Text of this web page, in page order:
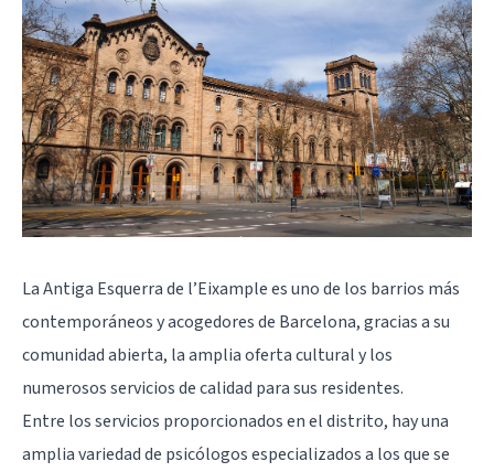
La Antiga Esquerra de l’Eixample es uno de los barrios más
contemporáneos y acogedores de Barcelona, gracias a su
comunidad abierta, la amplia oferta cultural y los
numerosos servicios de calidad para sus residentes.
Entre los servicios proporcionados en el distrito, hay una
amplia variedad de psicólogos especializados a los que se